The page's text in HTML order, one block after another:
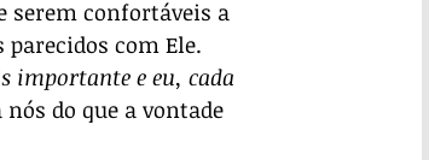
serem confortáveis a
com Ele.
importante e eu, cada
do que a vontade